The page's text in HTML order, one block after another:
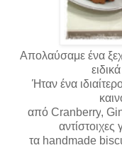
Απολαύσαμε ένα
Ήταν ένα
από Cranberry,
τα handmade